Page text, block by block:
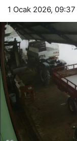
1 Ocak 2026, 09:37
fabrika
çatısı
çöktü.